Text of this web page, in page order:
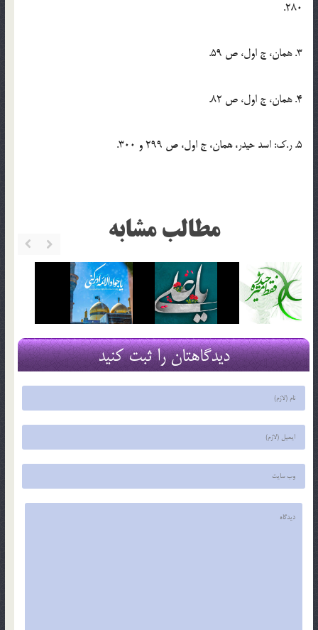
280.
3. همان، ج اول، ص 59.
4. همان، ج اول، ص 82.
5. ر.ک: اسد حیدر، همان، ج اول، ص 299 و 300.
مطالب مشابه
دیدگاهتان را ثبت کنید